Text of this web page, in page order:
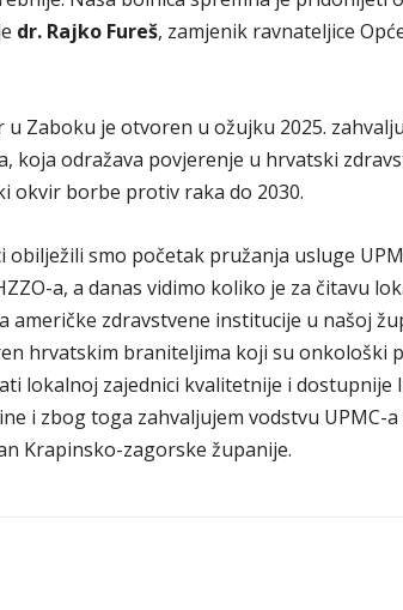
dr. Rajko Fureš, zamjenik ravnateljice
u Zaboku je otvoren u ožujku 2025.
koja odražava povjerenje u hrvatski
okvir borbe protiv raka do 2030.
obilježili smo početak pružanja usluge
a, a danas vidimo koliko je za čitavu
američke zdravstvene institucije u našoj
hrvatskim braniteljima koji su onkološki
lokalnoj zajednici kvalitetnije i dostupnije
i zbog toga zahvaljujem vodstvu UPMC-
Krapinsko-zagorske županije.